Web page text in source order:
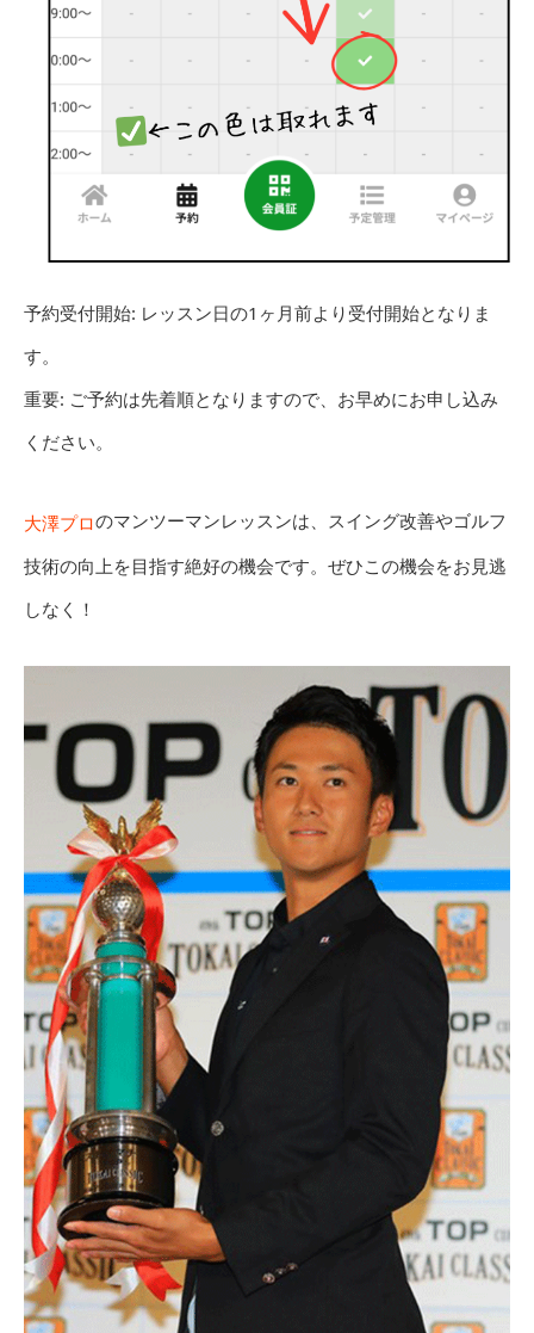
予約受付開始: レッスン日の1ヶ月前より受付開始となりま
す。
重要: ご予約は先着順となりますので、お早めにお申し込み
ください。
大澤プロのマンツーマンレッスンは、スイング改善やゴルフ
技術の向上を目指す絶好の機会です。ぜひこの機会をお見逃
しなく！